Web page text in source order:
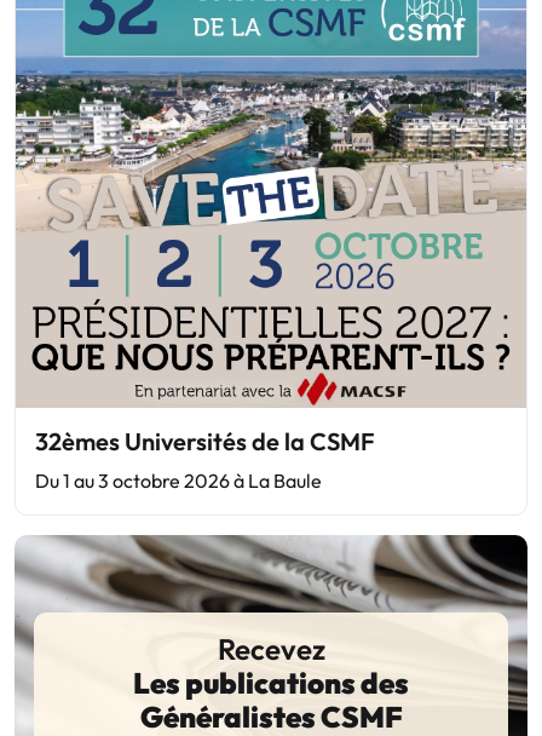
32èmes Universités de la CSMF
Du 1 au 3 octobre 2026 à La Baule
Recevez
Les publications des
Généralistes CSMF